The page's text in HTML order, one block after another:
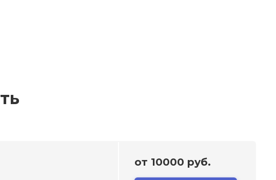
от 10000 руб.